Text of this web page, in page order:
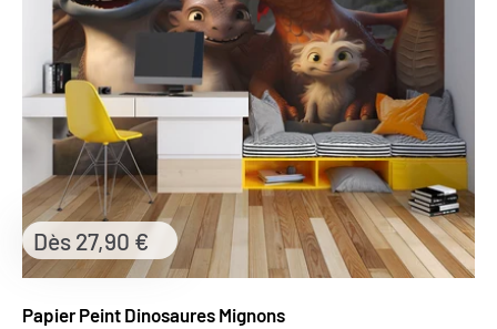
Papier Peint Dinosaures Mignons
Prix
réduit
Dès 27,90 €